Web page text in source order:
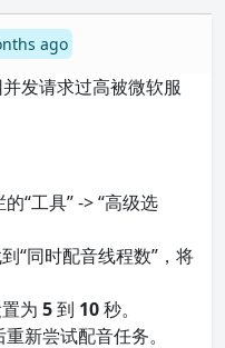
ago
发请求过高被微软服
“工具” -> “高级选
“同时配音线程数”，将
为 5到 10秒。
新尝试配音任务。